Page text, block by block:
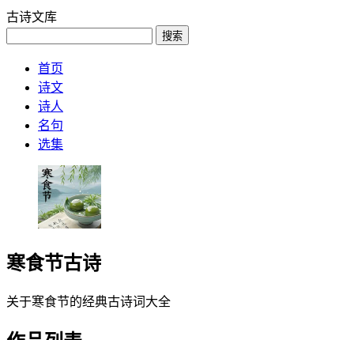
古诗文库
搜索
首页
诗文
诗人
名句
选集
寒食节古诗
关于寒食节的经典古诗词大全